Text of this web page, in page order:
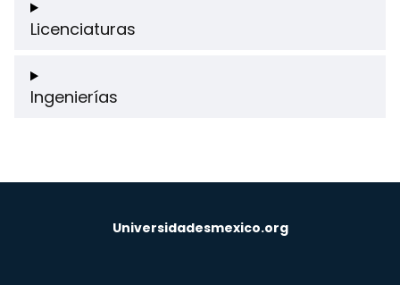
Licenciaturas
Ingenierías
Universidadesmexico.org